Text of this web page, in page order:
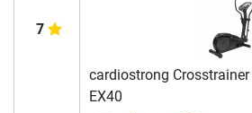
7
cardiostrong Crosstrainer
EX40